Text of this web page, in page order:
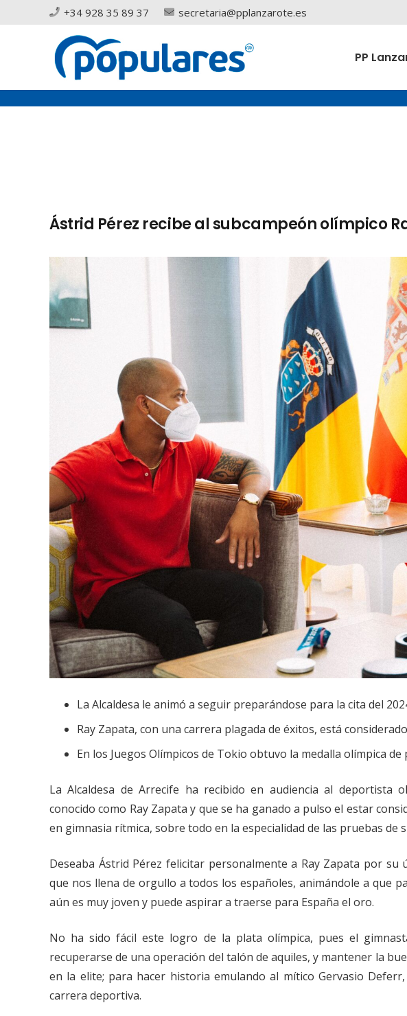
+34 928 35 89 37 secretaria@pplanzarote.es
PP
Ástrid Pérez recibe al subcampeón olímpico
La Alcaldesa le animó a seguir preparándose para la cita del
Ray Zapata, con una carrera plagada de éxitos, está
En los Juegos Olímpicos de Tokio obtuvo la medalla olímpica de
La Alcaldesa de Arrecife ha recibido en audiencia al deportista
conocido como Ray Zapata y que se ha ganado a pulso el estar
en gimnasia rítmica, sobre todo en la especialidad de las pruebas de
Deseaba Ástrid Pérez felicitar personalmente a Ray Zapata por
que nos llena de orgullo a todos los españoles, animándole a que
aún es muy joven y puede aspirar a traerse para España el oro.
No ha sido fácil este logro de la plata olímpica, pues el
recuperarse de una operación del talón de aquiles, y mantener la
en la elite; para hacer historia emulando al mítico Gervasio
carrera deportiva.